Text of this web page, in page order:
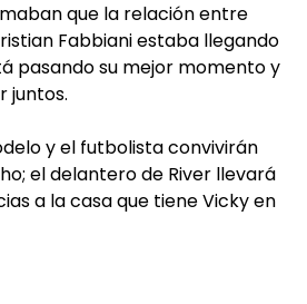
que la relación entre
Fabbiani estaba llegando
pasando su mejor momento y
juntos.
y el futbolista convivirán
el delantero de River llevará
a la casa que tiene Vicky en